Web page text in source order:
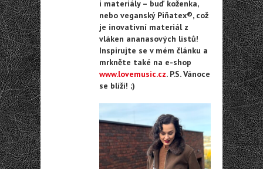
i materiály – buď koženka,
nebo veganský Piñatex®, což
je inovativní materiál z
vláken ananasových listů!
Inspirujte se v mém článku a
mrkněte také na e-shop
www.lovemusic.cz. P.S. Vánoce
se blíží! ;)